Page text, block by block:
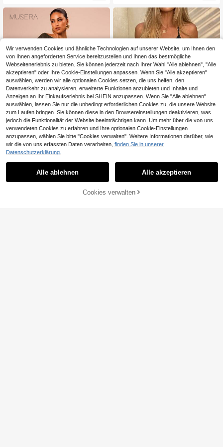
ormelles Brautjungfernkleid
5
ni-Kleid Urlaub Sommer drapiert läs
sig Boho elegant Urlaub süß sexy U
rlaub Ibiza Festival Rave Konzert H
ochzeitsgast elegant Geburtstag N
A-Linie Metall-Schnalle Lässig Stra
ndurlaub Nachmittagstee Kleid Schl
ankmachend
Sorry, dieses Produkt ist ausverkauft.
Ähnliche vorrätige Artikel anzeigen Alle ansehen
AUSVERKAUFT
Wir verwenden Cookies und ähnliche Technologien auf unserer Website, um Ihnen den
von Ihnen angeforderten Service bereitzustellen und Ihnen das bestmögliche
Webseitenerlebnis zu bieten. Sie können jederzeit nach Ihrer Wahl "Alle ablehnen", "Alle
akzeptieren" oder Ihre Cookie-Einstellungen anpassen. Wenn Sie "Alle akzeptieren"
auswählen, werden wir alle optionalen Cookies setzen, die uns helfen, den
Datenverkehr zu analysieren, erweiterte Funktionen anzubieten und Inhalte und
Anzeigen an Ihr Einkaufserlebnis bei SHEIN anzupassen. Wenn Sie "Alle ablehnen"
auswählen, lassen Sie nur die unbedingt erforderlichen Cookies zu, die unsere Website
zum Laufen bringen. Sie können diese in den Browsereinstellungen deaktivieren, was
jedoch die Funktionalität der Website beeinträchtigen kann. Um mehr über die von uns
verwendeten Cookies zu erfahren und Ihre optionalen Cookie-Einstellungen
anzupassen, wählen Sie bitte "Cookies verwalten". Weitere Informationen darüber, wie
wir die von uns erfassten Daten verarbeiten, finden Sie in unserer
Datenschutzerklärung.
Alle ablehnen Alle akzeptieren
Cookies verwalten